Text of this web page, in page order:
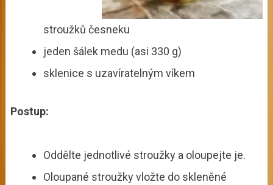
stroužků česneku
jeden šálek medu (asi 330 g)
sklenice s uzavíratelným víkem
Postup:
Oddělte jednotlivé stroužky a oloupejte je.
Oloupané stroužky vložte do skleněné